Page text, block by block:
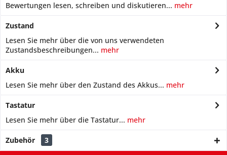
Bewertungen lesen, schreiben und diskutieren... mehr
Zustand
Lesen Sie mehr über die von uns verwendeten
Zustandsbeschreibungen... mehr
Akku
Lesen Sie mehr über den Zustand des Akkus... mehr
Tastatur
Lesen Sie mehr über die Tastatur... mehr
Zubehör 3